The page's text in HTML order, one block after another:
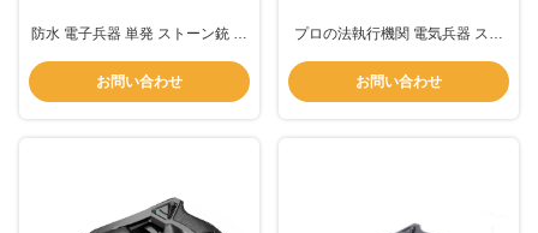
防水 電子兵器 単発 ストーン銃 バ
お問い合わせ
プロの法執行機関 電気兵器 スト
お問い合わせ